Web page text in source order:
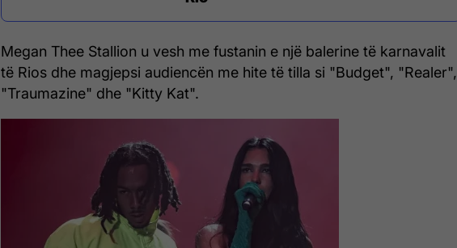
Megan Thee Stallion u vesh me fustanin e një balerine të karnavalit
të Rios dhe magjepsi audiencën me hite të tilla si "Budget", "Realer",
"Traumazine" dhe "Kitty Kat".